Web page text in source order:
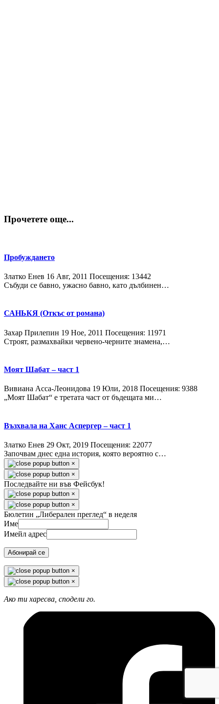
Прочетете още...
Пробуждането
Златко Енев 16 Авг, 2011 Посещения: 13442
Събуди се бавно, ужасно бавно, като дълбинен…
САНЬКЯ (Откъс от романа)
Захар Прилепин 19 Ное, 2011 Посещения: 11971
Строят, размахвайки червено-черните знамена,…
Моят Шабат – част 1
Вивиана Асса-Леонидова 19 Юли, 2018 Посещения: 9388
„Моят Шабат“ е третата част от бъдещата ми…
Възхвала на Ханс Аспергер – част 1
Златко Енев 29 Окт, 2019 Посещения: 22077
Започвам днес една история, която вероятно с…
×
×
Последвайте ни във Фейсбук!
×
×
Бюлетин „Либерален преглед“ в неделя
Име
Имейл адрес
Абонирай се
×
×
Ако ти харесва, сподели го.